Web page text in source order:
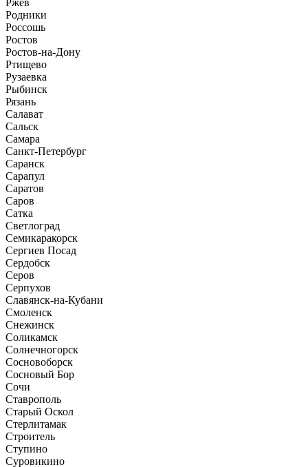
Ржев
Родники
Россошь
Ростов
Ростов-на-Дону
Ртищево
Рузаевка
Рыбинск
Рязань
Салават
Сальск
Самара
Санкт-Петербург
Саранск
Сарапул
Саратов
Саров
Сатка
Светлоград
Семикаракорск
Сергиев Посад
Сердобск
Серов
Серпухов
Славянск-на-Кубани
Смоленск
Снежинск
Соликамск
Солнечногорск
Сосновоборск
Сосновый Бор
Сочи
Ставрополь
Старый Оскол
Стерлитамак
Строитель
Ступино
Суровикино